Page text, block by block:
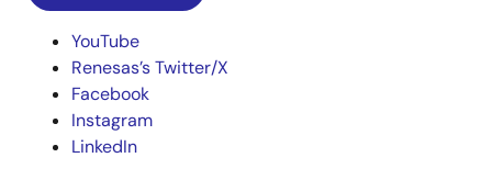
YouTube
Renesas’s Twitter/X
Facebook
Instagram
LinkedIn